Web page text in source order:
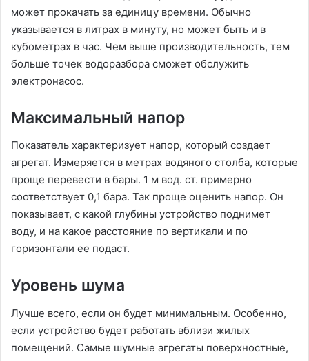
может прокачать за единицу времени. Обычно
указывается в литрах в минуту, но может быть и в
кубометрах в час. Чем выше производительность, тем
больше точек водоразбора сможет обслужить
электронасос.
Максимальный напор
Показатель характеризует напор, который создает
агрегат. Измеряется в метрах водяного столба, которые
проще перевести в бары. 1 м вод. ст. примерно
соответствует 0,1 бара. Так проще оценить напор. Он
показывает, с какой глубины устройство поднимет
воду, и на какое расстояние по вертикали и по
горизонтали ее подаст.
Уровень шума
Лучше всего, если он будет минимальным. Особенно,
если устройство будет работать вблизи жилых
помещений. Самые шумные агрегаты поверхностные,